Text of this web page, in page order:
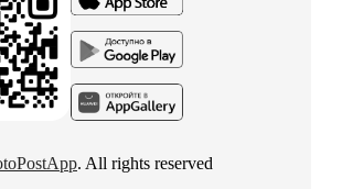
. All rights reserved